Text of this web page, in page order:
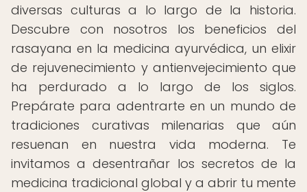
diversas culturas a lo largo de la historia.
Descubre con nosotros los beneficios del
rasayana en la medicina ayurvédica, un elixir
de rejuvenecimiento y antienvejecimiento que
ha perdurado a lo largo de los siglos.
Prepárate para adentrarte en un mundo de
tradiciones curativas milenarias que aún
resuenan en nuestra vida moderna. Te
invitamos a desentrañar los secretos de la
medicina tradicional global y a abrir tu mente